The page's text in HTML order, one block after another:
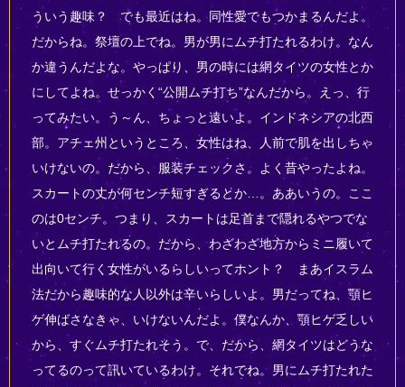
ういう趣味？ でも最近はね。同性愛でもつかまるんだよ。
だからね。祭壇の上でね。男が男にムチ打たれるわけ。なん
か違うんだよな。やっぱり、男の時には網タイツの女性とか
にしてよね。せっかく“公開ムチ打ち”なんだから。えっ、行
ってみたい。う～ん、ちょっと遠いよ。インドネシアの北西
部。アチェ州というところ、女性はね、人前で肌を出しちゃ
いけないの。だから、服装チェックさ。よく昔やったよね。
スカートの丈が何センチ短すぎるとか…。ああいうの。ここ
のは0センチ。つまり、スカートは足首まで隠れるやつでな
いとムチ打たれるの。だから、わざわざ地方からミニ履いて
出向いて行く女性がいるらしいってホント？ まあイスラム
法だから趣味的な人以外は辛いらしいよ。男だってね、顎ヒ
ゲ伸ばさなきゃ、いけないんだよ。僕なんか、顎ヒゲ乏しい
から、すぐムチ打たれそう。で、だから、網タイツはどうな
ってるのって訊いているわけ。それでね。男にムチ打たれた